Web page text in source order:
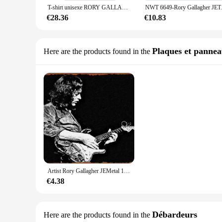
T-shirt unisexe RORY GALLAGHER, nouvelle mode, vintage anniversaire cool 1970 1980 Coalition Rétro GUITARIST GUITAR Casual Pride T
€28.36
NWT
€10.83
Here are the products found in the Plaques et
Artist Rory Gallagher JEMetal 18/Sign Poster, Vintage Art Wall Decor, 12x8"
€4.38
Here are the products found in the Débardeurs